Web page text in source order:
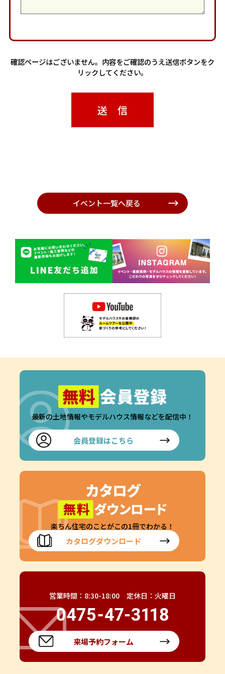
確認ページはございません。内容をご確認のうえ送信ボタンをク
リックしてください。
イベント一覧へ戻る
最新の土地情報やモデルハウス情報などを配信中！
会員登録はこちら
楽ちん住宅のことがこの1冊でわかる！
カタログダウンロード
営業時間：8:30-18:00 定休日：火曜日
来場予約フォーム